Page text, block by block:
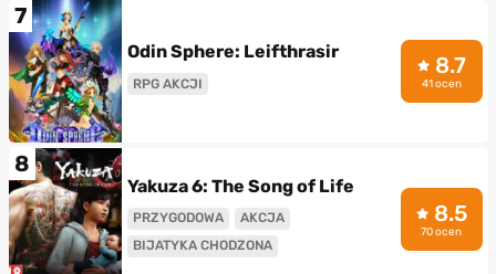
7
Odin Sphere: Leifthrasir
RPG AKCJI
8.7
41 ocen
8
Yakuza 6: The Song of Life
PRZYGODOWA
AKCJA
BIJATYKA CHODZONA
8.5
70 ocen